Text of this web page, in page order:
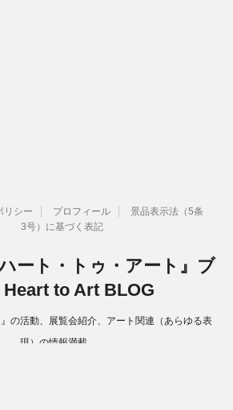
リシー プロフィール
景品表示法（5条
3号）に基づく表記
ート・トゥ・アート』ブ
Heart to Art BLOG
』の活動、展覧会紹介、アート関連（あらゆる表
現）の情報満載